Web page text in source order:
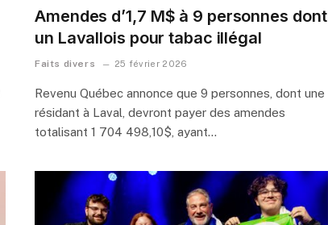
Amendes d’1,7 M$ à 9 personnes dont
un Lavallois pour tabac illégal
Faits divers 25 février 2026
Revenu Québec annonce que 9 personnes, dont une
résidant à Laval, devront payer des amendes
totalisant 1 704 498,10$, ayant…